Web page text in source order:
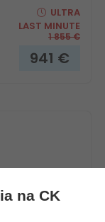
ULTRA
LAST MINUTE
1 855€
941 €
na CK